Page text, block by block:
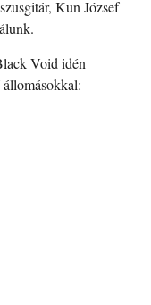
Kun József
Void idén